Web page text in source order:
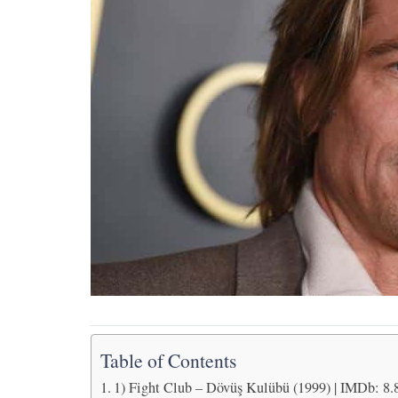
Table of Contents
1) Fight Club – Dövüş Kulübü (1999) | IMDb: